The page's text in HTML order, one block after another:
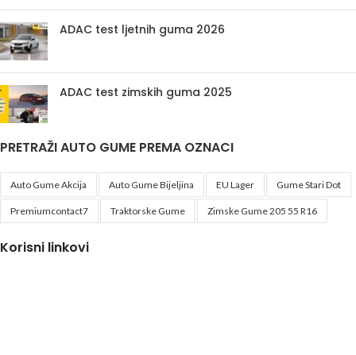
ADAC test ljetnih guma 2026
ADAC test zimskih guma 2025
PRETRAŽI AUTO GUME PREMA OZNACI
Auto Gume Akcija Auto Gume Bijeljina EU Lager Gume Stari Dot
Premiumcontact7 Traktorske Gume Zimske Gume 205 55 R16
Korisni linkovi